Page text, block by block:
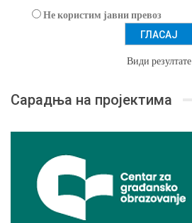
Не користим јавни превоз
Види резултате
Сарадња на пројектима